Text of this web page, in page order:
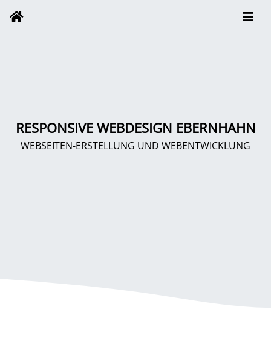
RESPONSIVE WEBDESIGN EBERNHAHN
WEBSEITEN-ERSTELLUNG UND WEBENTWICKLUNG